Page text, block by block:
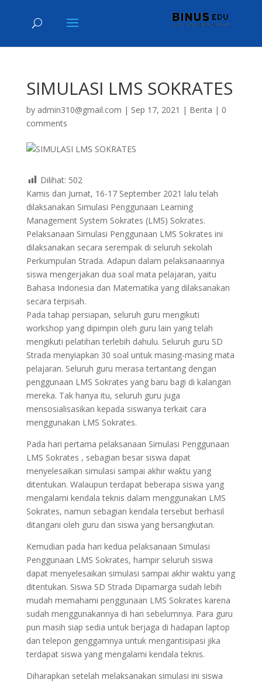
SIMULASI LMS SOKRATES
by admin310@gmail.com | Sep 17, 2021 | Berita | 0
comments
Dilihat: 502
Kamis dan Jumat, 16-17 September 2021 lalu telah
dilaksanakan Simulasi Penggunaan Learning
Management System Sokrates (LMS) Sokrates.
Pelaksanaan Simulasi Penggunaan LMS Sokrates ini
dilaksanakan secara serempak di seluruh sekolah
Perkumpulan Strada. Adapun dalam pelaksanaannya
siswa mengerjakan dua soal mata pelajaran, yaitu
Bahasa Indonesia dan Matematika yang dilaksanakan
secara terpisah.
Pada tahap persiapan, seluruh guru mengikuti
workshop yang dipimpin oleh guru lain yang telah
mengikuti pelatihan terlebih dahulu. Seluruh guru SD
Strada menyiapkan 30 soal untuk masing-masing mata
pelajaran. Seluruh guru merasa tertantang dengan
penggunaan LMS Sokrates yang baru bagi di kalangan
mereka. Tak hanya itu, seluruh guru juga
mensosialisasikan kepada siswanya terkait cara
menggunakan LMS Sokrates.
Pada hari pertama pelaksanaan Simulasi Penggunaan
LMS Sokrates , sebagian besar siswa dapat
menyelesaikan simulasi sampai akhir waktu yang
ditentukan. Walaupun terdapat beberapa siswa yang
mengalami kendala teknis dalam menggunakan LMS
Sokrates, namun sebagian kendala tersebut berhasil
ditangani oleh guru dan siswa yang bersangkutan.
Kemudian pada hari kedua pelaksanaan Simulasi
Penggunaan LMS Sokrates, hampir seluruh siswa
dapat menyelesaikan simulasi sampai akhir waktu yang
ditentukan. Siswa SD Strada Dipamarga sudah lebih
mudah memahami penggunaan LMS Sokrates karena
sudah menggunakannya di hari sebelumnya. Para guru
pun masih siap sedia untuk berjaga di hadapan laptop
dan telepon genggamnya untuk mengantisipasi jika
terdapat siswa yang mengalami kendala teknis.
Diharapkan setelah melaksanakan simulasi ini siswa